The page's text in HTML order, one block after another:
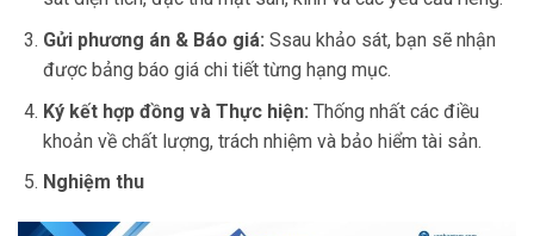
Gửi phương án & Báo giá: Ssau khảo sát, bạn sẽ nhận
được bảng báo giá chi tiết từng hạng mục.
Ký kết hợp đồng và Thực hiện: Thống nhất các điều
khoản về chất lượng, trách nhiệm và bảo hiểm tài sản.
Nghiệm thu